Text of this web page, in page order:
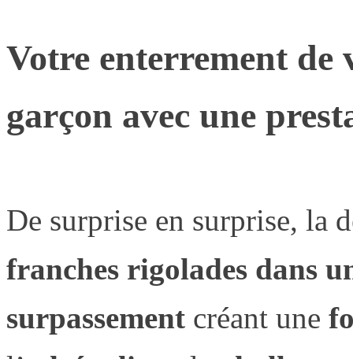
Votre enterrement de
garçon avec une
De surprise en surprise, la
franches rigolades dans
surpassement créant une